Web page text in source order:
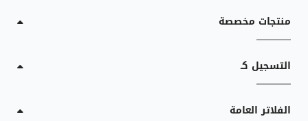
منتجات مخصصة
التسجيل كـ
الفلاتر العامة